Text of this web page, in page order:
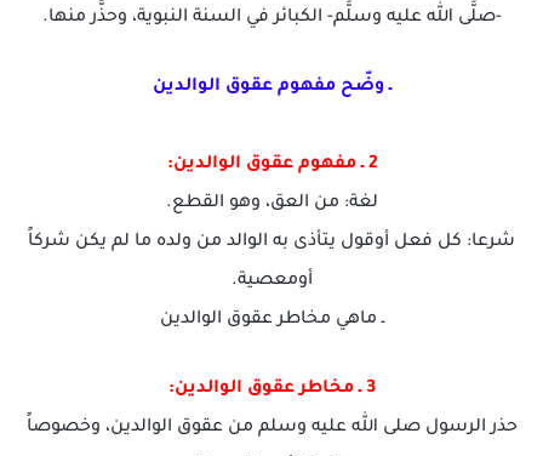
-صلَّى الله عليه وسلَّم- الكبائر في السنة النبوية، وحذَّر منها.
ـ وضّح مفهوم عقوق الوالدين
2 ـ مفهوم عقوق الوالدين:
لغة: من العق، وهو القطع.
شرعا: كل فعل أوقول يتأذى به الوالد من ولده ما لم يكن شركاً
أومعصية.
ـ ماهي مخاطر عقوق الوالدين
3 ـ مخاطر عقوق الوالدين:
حذر الرسول صلى الله عليه وسلم من عقوق الوالدين، وخصوصاً